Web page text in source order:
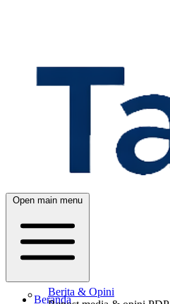
Open main menu
Beranda
Berita & Opini